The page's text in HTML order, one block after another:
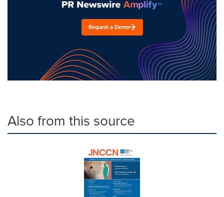
Request a Demo
Also from this source